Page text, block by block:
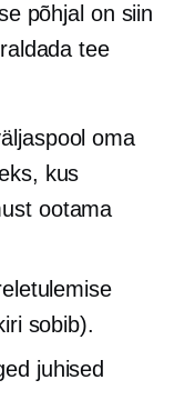
põhjal on siin
tee
oma
kus
ootama
sobib).
juhised